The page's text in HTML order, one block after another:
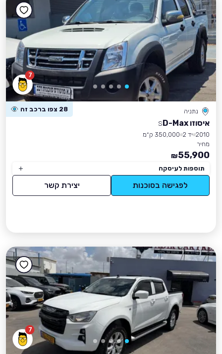
7
נתניה 28 צפו ברכב זה
איסוזו D-Max
S
2010 יד 2
350,000 ק״מ
מחיר
55,900
₪
תוספות לעיסקה
לפגישה בסוכנות יצירת קשר
7